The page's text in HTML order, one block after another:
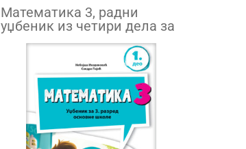
Математика 3, радни
уџбеник из четири дела за
трећи разред НОВО